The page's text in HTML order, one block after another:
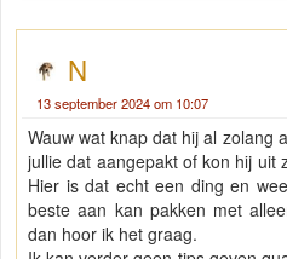
N
13 september 2024 om 10:07
Wauw wat knap dat hij al zolang
jullie dat aangepakt of kon hij uit
Hier is dat echt een ding en
beste aan kan pakken met
dan hoor ik het graag.